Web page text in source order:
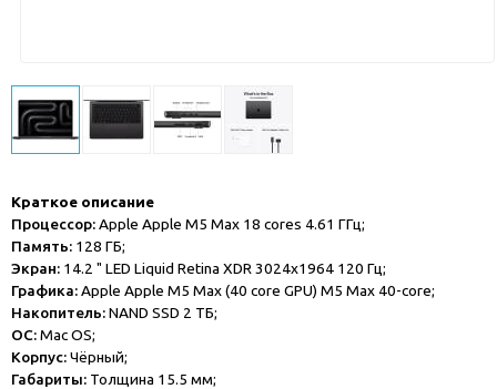
Краткое описание
Процессор:Apple Apple M5 Max 18 cores 4.61 ГГц;
Память: 128 ГБ;
Экран: 14.2 " LED Liquid Retina XDR 3024x1964 120 Гц;
Графика:Apple Apple M5 Max (40 core GPU) M5 Max 40-core;
Накопитель:NAND SSD 2 ТБ;
ОС:Mac OS;
Корпус:Чёрный;
Габариты: Толщина 15.5 мм;